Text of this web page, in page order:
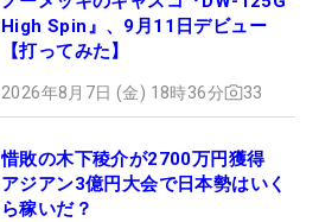
High Spin』、9月11日デビュー
【打ってみた】
2026年8月7日 (金) 18時36分 33
惜敗の木下稜介が2700万円獲得
アジアン3億円大会で日本勢はいく
ら稼いだ？